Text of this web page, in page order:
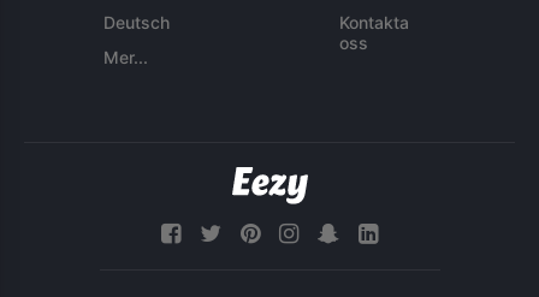
Deutsch
Mer...
Kontakta
oss